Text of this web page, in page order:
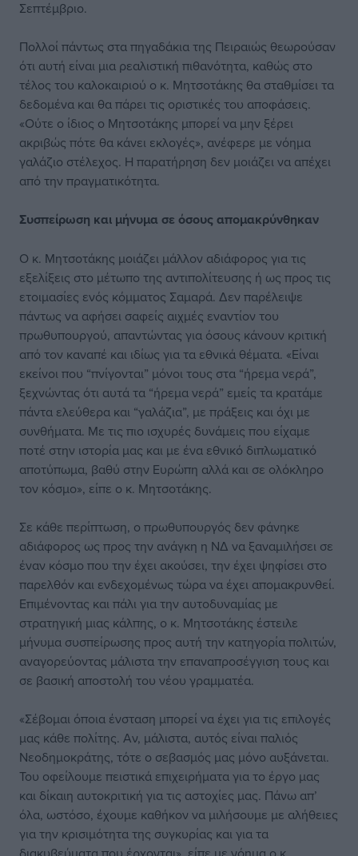
Σεπτέμβριο.
Πολλοί πάντως στα πηγαδάκια της Πειραιώς θεωρούσαν
ότι αυτή είναι μια ρεαλιστική πιθανότητα, καθώς στο
τέλος του καλοκαιριού ο κ. Μητσοτάκης θα σταθμίσει τα
δεδομένα και θα πάρει τις οριστικές του αποφάσεις.
«Ούτε ο ίδιος ο Μητσοτάκης μπορεί να μην ξέρει
ακριβώς πότε θα κάνει εκλογές», ανέφερε με νόημα
γαλάζιο στέλεχος. Η παρατήρηση δεν μοιάζει να απέχει
από την πραγματικότητα.
Συσπείρωση και μήνυμα σε όσους απομακρύνθηκαν
Ο κ. Μητσοτάκης μοιάζει μάλλον αδιάφορος για τις
εξελίξεις στο μέτωπο της αντιπολίτευσης ή ως προς τις
ετοιμασίες ενός κόμματος Σαμαρά. Δεν παρέλειψε
πάντως να αφήσει σαφείς αιχμές εναντίον του
πρωθυπουργού, απαντώντας για όσους κάνουν κριτική
από τον καναπέ και ιδίως για τα εθνικά θέματα. «Είναι
εκείνοι που “πνίγονται” μόνοι τους στα “ήρεμα νερά”,
ξεχνώντας ότι αυτά τα “ήρεμα νερά” εμείς τα κρατάμε
πάντα ελεύθερα και “γαλάζια”, με πράξεις και όχι με
συνθήματα. Με τις πιο ισχυρές δυνάμεις που είχαμε
ποτέ στην ιστορία μας και με ένα εθνικό διπλωματικό
αποτύπωμα, βαθύ στην Ευρώπη αλλά και σε ολόκληρο
τον κόσμο», είπε ο κ. Μητσοτάκης.
Σε κάθε περίπτωση, ο πρωθυπουργός δεν φάνηκε
αδιάφορος ως προς την ανάγκη η ΝΔ να ξαναμιλήσει σε
έναν κόσμο που την έχει ακούσει, την έχει ψηφίσει στο
παρελθόν και ενδεχομένως τώρα να έχει απομακρυνθεί.
Επιμένοντας και πάλι για την αυτοδυναμίας με
στρατηγική μιας κάλπης, ο κ. Μητσοτάκης έστειλε
μήνυμα συσπείρωσης προς αυτή την κατηγορία πολιτών,
αναγορεύοντας μάλιστα την επαναπροσέγγιση τους και
σε βασική αποστολή του νέου γραμματέα.
«Σέβομαι όποια ένσταση μπορεί να έχει για τις επιλογές
μας κάθε πολίτης. Αν, μάλιστα, αυτός είναι παλιός
Νεοδημοκράτης, τότε ο σεβασμός μας μόνο αυξάνεται.
Του οφείλουμε πειστικά επιχειρήματα για το έργο μας
και δίκαιη αυτοκριτική για τις αστοχίες μας. Πάνω απ’
όλα, ωστόσο, έχουμε καθήκον να μιλήσουμε με αλήθειες
για την κρισιμότητα της συγκυρίας και για τα